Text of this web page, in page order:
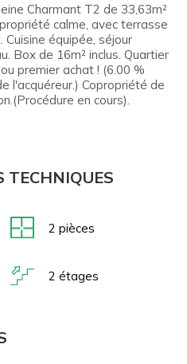
Charmant T2 de 33,63m²
calme, avec terrasse
équipée, séjour
Box de 16m² inclus. Quartier
premier achat ! (6.00 %
l'acquéreur.) Copropriété de
en cours).
TECHNIQUES
2 pièces
2 étages